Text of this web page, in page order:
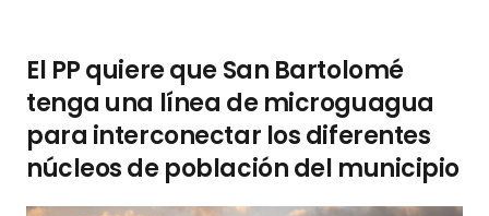
El PP quiere que San Bartolomé
tenga una línea de microguagua
para interconectar los diferentes
núcleos de población del municipio